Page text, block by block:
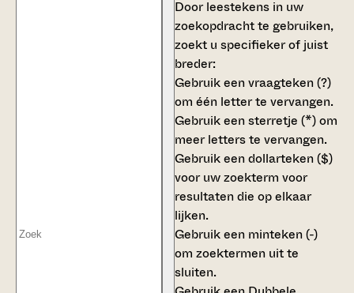
Door leestekens in uw
zoekopdracht te gebruiken,
zoekt u specifieker of juist
breder:
Gebruik eenvraagteken (?)
om één letter te vervangen.
Gebruik eensterretje (*)om
meer letters te vervangen.
Gebruik eendollarteken ($)
voor uw zoekterm voor
resultaten die op elkaar
lijken.
Gebruik een minteken (-)
om zoektermen uit te
sluiten.